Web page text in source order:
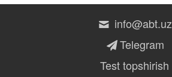
info@abt.uz
Telegram
Test topshirish